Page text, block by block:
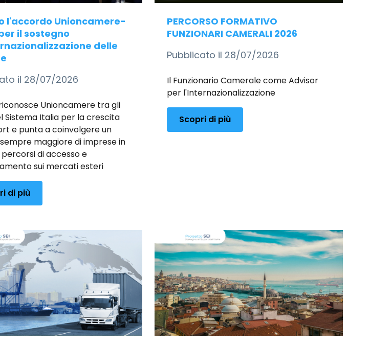
l'accordo Unioncamere-
il sostegno
delle
il 28/07/2026
riconosce Unioncamere tra gli
Sistema Italia per la crescita
e punta a coinvolgere un
maggiore di imprese in
di accesso e
sui mercati esteri
di più
PERCORSO FORMATIVO
FUNZIONARI CAMERALI 2026
Pubblicato il 28/07/2026
Il Funzionario Camerale come Advisor
per l'Internazionalizzazione
Scopri di più